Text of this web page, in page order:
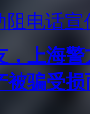
阻电话宣
，上海
被骗受